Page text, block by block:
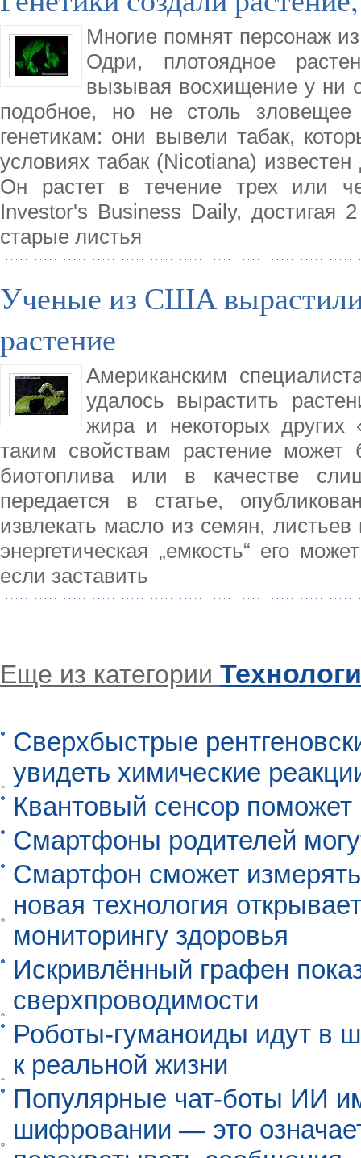
Многие помнят персонаж
Одри, плотоядное
вызывая восхищение у ни
подобное, но не столь
генетикам: они вывели табак,
условиях табак (Nicotiana)
Он растет в течение трех или
Investor's Business Daily, достигая
старые листья
Ученые из США
растение
Американским
удалось вырастить
жира и некоторых других
таким свойствам растение может
биотоплива или в качестве
передается в статье,
извлекать масло из семян,
энергетическая „емкость“ его
если заставить
Еще из категории
Сверхбыстрые
увидеть химические
Квантовый сенсор
Смартфоны родителей
Смартфон сможет
новая технология
мониторингу здоровья
Искривлённый графен
сверхпроводимости
Роботы-гуманоиды идут в
к реальной жизни
Популярные чат-боты ИИ
шифровании — это